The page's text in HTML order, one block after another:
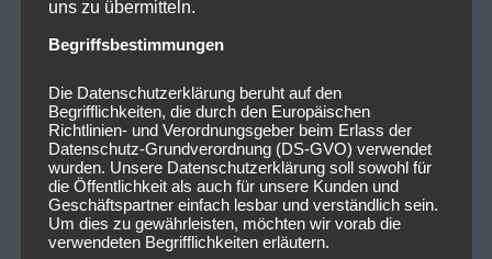
25/02/2023
uns zu übermitteln.
Begriffsbestimmungen
Die Datenschutzerklärung beruht auf den
Begrifflichkeiten, die durch den Europäischen
Richtlinien- und Verordnungsgeber beim Erlass der
Datenschutz-Grundverordnung (DS-GVO) verwendet
wurden. Unsere Datenschutzerklärung soll sowohl für
die Öffentlichkeit als auch für unsere Kunden und
Geschäftspartner einfach lesbar und verständlich sein.
Um dies zu gewährleisten, möchten wir vorab die
verwendeten Begrifflichkeiten erläutern.